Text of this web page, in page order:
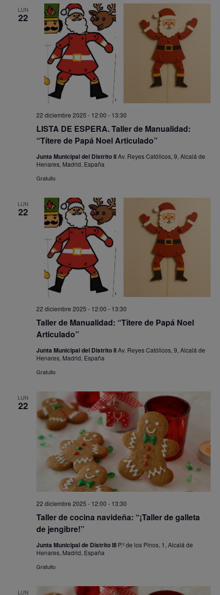
LUN
22
LISTA DE ESPERA. Taller de Manualidad:
“Títere de Papá Noel Articulado”
22 diciembre 2025 - 12:00 - 13:30
Junta Municipal del Distrito IIAv. Reyes Católicos, 9, Alcalá de
Henares, Madrid, España
Gratuito
LUN
22
Taller de Manualidad: “Títere de Papá Noel
Articulado”
22 diciembre 2025 - 12:00 - 13:30
Junta Municipal del Distrito IIAv. Reyes Católicos, 9, Alcalá de
Henares, Madrid, España
Gratuito
LUN
22
Taller de cocina navideña: “¡Taller de galleta
de jengibre!”
22 diciembre 2025 - 12:00 - 13:30
Junta Municipal de Distrito III P.º de los Pinos, 1, Alcalá de
Henares, Madrid, España
Gratuito
LUN